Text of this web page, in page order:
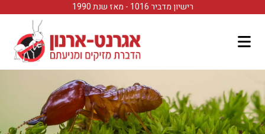
רישיון מדביר 1016 - מאז שנת 1990